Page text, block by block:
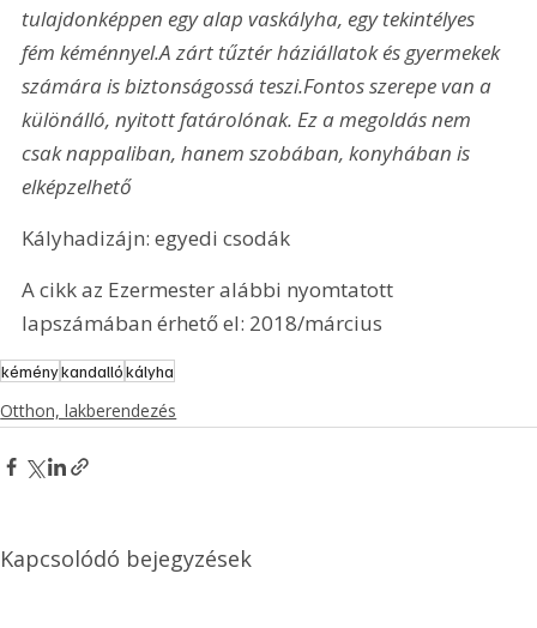
tulajdonképpen egy alap vaskályha, egy tekintélyes
fém kéménnyel.A zárt tűztér háziállatok és gyermekek
számára is biztonságossá teszi.Fontos szerepe van a
különálló, nyitott fatárolónak. Ez a megoldás nem
csak nappaliban, hanem szobában, konyhában is
elképzelhető
Kályhadizájn: egyedi csodák
A cikk az Ezermester alábbi nyomtatott
lapszámában érhető el: 2018/március
kéménykandallókályha
Otthon, lakberendezés
Kapcsolódó bejegyzések